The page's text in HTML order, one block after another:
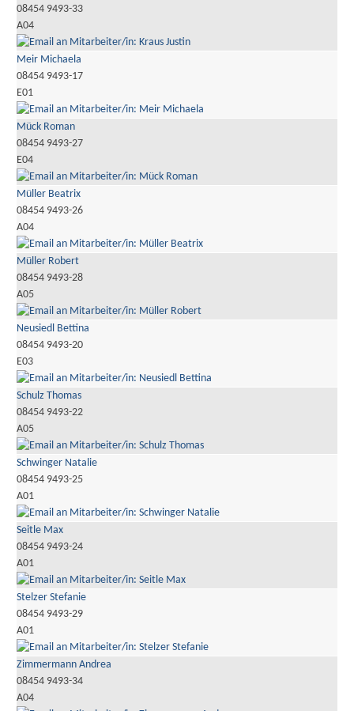
08454 9493-33
A04
Meir Michaela
08454 9493-17
E01
Mück Roman
08454 9493-27
E04
Müller Beatrix
08454 9493-26
A04
Müller Robert
08454 9493-28
A05
Neusiedl Bettina
08454 9493-20
E03
Schulz Thomas
08454 9493-22
A05
Schwinger Natalie
08454 9493-25
A01
Seitle Max
08454 9493-24
A01
Stelzer Stefanie
08454 9493-29
A01
Zimmermann Andrea
08454 9493-34
A04